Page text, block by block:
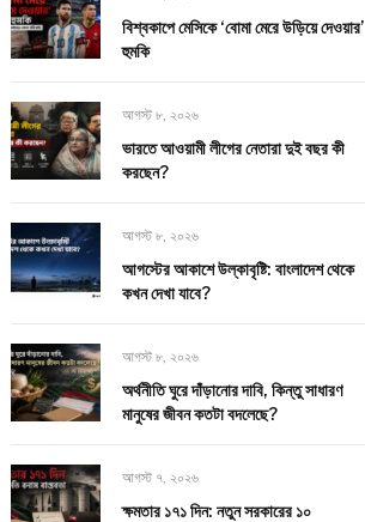
বিশ্বকাপে মেসিকে ‘বোমা মেরে উড়িয়ে দেওয়ার’
হুমকি
আগস্ট ৮, ২০২৬
ভারতে আওয়ামী লীগের নেতারা দুই বছর কী
করছেন?
আগস্ট ৮, ২০২৬
আগস্টের আকাশে উল্কাবৃষ্টি: বাংলাদেশ থেকে
কখন দেখা যাবে?
আগস্ট ৮, ২০২৬
অর্থনীতি ঘুরে দাঁড়ানোর দাবি, কিন্তু সাধারণ
মানুষের জীবন কতটা বদলেছে?
আগস্ট ৭, ২০২৬
ক্ষমতার ১৭১ দিন: নতুন সরকারের ১০